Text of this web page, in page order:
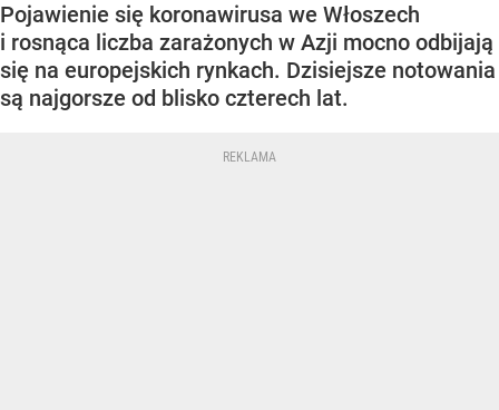
Pojawienie się koronawirusa we Włoszech
i rosnąca liczba zarażonych w Azji mocno odbijają
się na europejskich rynkach. Dzisiejsze notowania
są najgorsze od blisko czterech lat.